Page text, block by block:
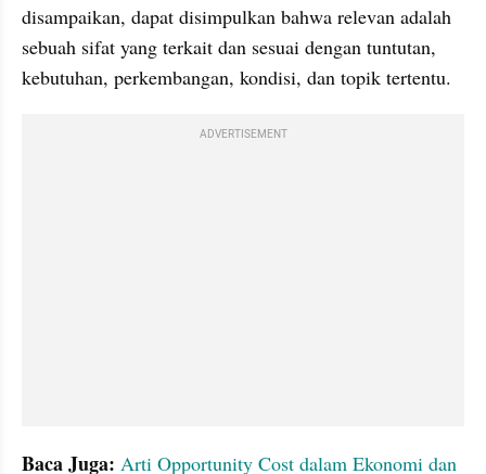
disampaikan, dapat disimpulkan bahwa relevan adalah
sebuah sifat yang terkait dan sesuai dengan tuntutan,
kebutuhan, perkembangan, kondisi, dan topik tertentu.
ADVERTISEMENT
Baca Juga: Arti Opportunity Cost dalam Ekonomi dan